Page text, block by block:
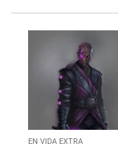
EN VIDA EXTRA